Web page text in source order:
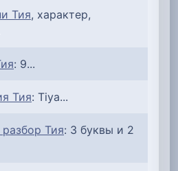
Тия, характер,
: 9...
Тия: Tiya...
Тия: 3 буквы и 2